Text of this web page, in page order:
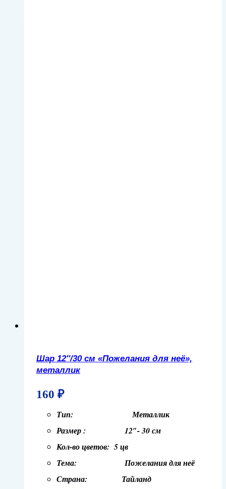
Шар 12″/30 см «Пожелания для неё»,
металлик
160 ₽
Тип: Металлик
Размер : 12″- 30 см
Кол-во цветов: 5 цв
Тема: Пожелания для неё
Страна: Тайланд